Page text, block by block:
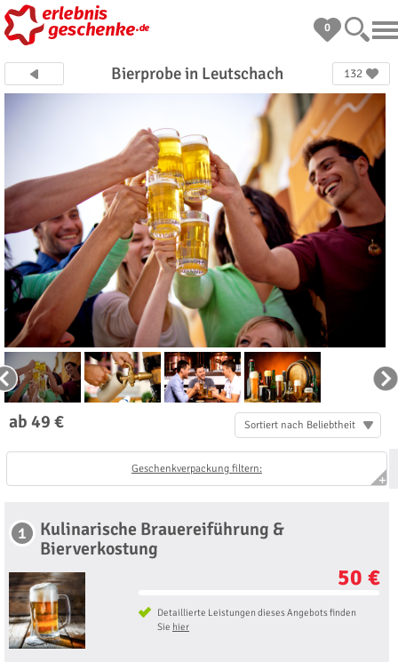
0
Bierprobe in Leutschach 132
ab 49 € Sortiert nach Beliebtheit
Geschenkverpackung filtern:
1
Kulinarische Brauereiführung &
Bierverkostung
50 €
Detaillierte Leistungen dieses Angebots finden
Sie hier